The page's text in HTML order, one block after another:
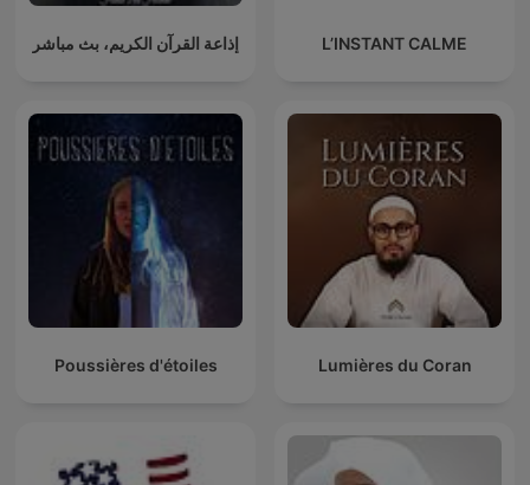
إذاعة القرآن الكريم، بث مباشر L’INSTANT CALME
Poussières d'étoiles Lumières du Coran